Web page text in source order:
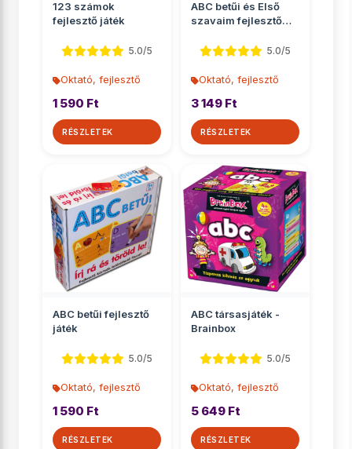
123 számok
fejlesztő játék
5.0/5
Oktató, fejlesztő
1 590 Ft
RÉSZLETEK
ABC betűi és Első
szavaim fejlesztő
5.0/5
Oktató, fejlesztő
3 149 Ft
RÉSZLETEK
ABC betűi fejlesztő
játék
5.0/5
Oktató, fejlesztő
1 590 Ft
RÉSZLETEK
ABC társasjáték -
Brainbox
5.0/5
Oktató, fejlesztő
5 649 Ft
RÉSZLETEK